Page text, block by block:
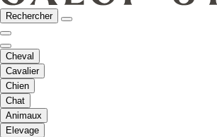
Rechercher
Cheval
Cavalier
Chien
Chat
Animaux
Elevage